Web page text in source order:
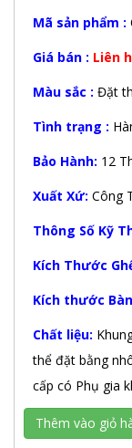
Mã sản phẩm :
Giá bán : Liên
Màu sắc : Đặt
Tình trạng :
Bảo Hành: 12
Xuất Xứ: Công
Thông Số Kỹ
Kích Thước
Kích thước
Chất liệu:
thể đặt bằng
cấp có Phụ gia
Thêm vào giỏ